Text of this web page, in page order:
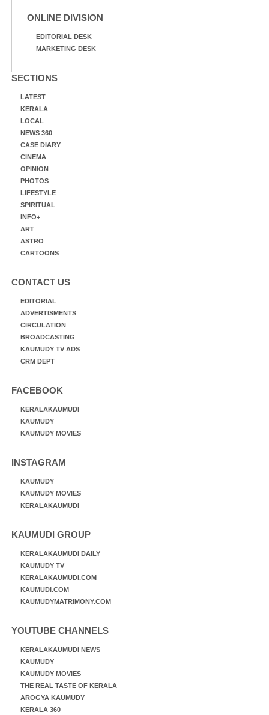
ONLINE DIVISION
EDITORIAL DESK
MARKETING DESK
SECTIONS
LATEST
KERALA
LOCAL
NEWS 360
CASE DIARY
CINEMA
OPINION
PHOTOS
LIFESTYLE
SPIRITUAL
INFO+
ART
ASTRO
CARTOONS
CONTACT US
EDITORIAL
ADVERTISMENTS
CIRCULATION
BROADCASTING
KAUMUDY TV ADS
CRM DEPT
FACEBOOK
KERALAKAUMUDI
KAUMUDY
KAUMUDY MOVIES
INSTAGRAM
KAUMUDY
KAUMUDY MOVIES
KERALAKAUMUDI
KAUMUDI GROUP
KERALAKAUMUDI DAILY
KAUMUDY TV
KERALAKAUMUDI.COM
KAUMUDI.COM
KAUMUDYMATRIMONY.COM
YOUTUBE CHANNELS
KERALAKAUMUDI NEWS
KAUMUDY
KAUMUDY MOVIES
THE REAL TASTE OF KERALA
AROGYA KAUMUDY
KERALA 360